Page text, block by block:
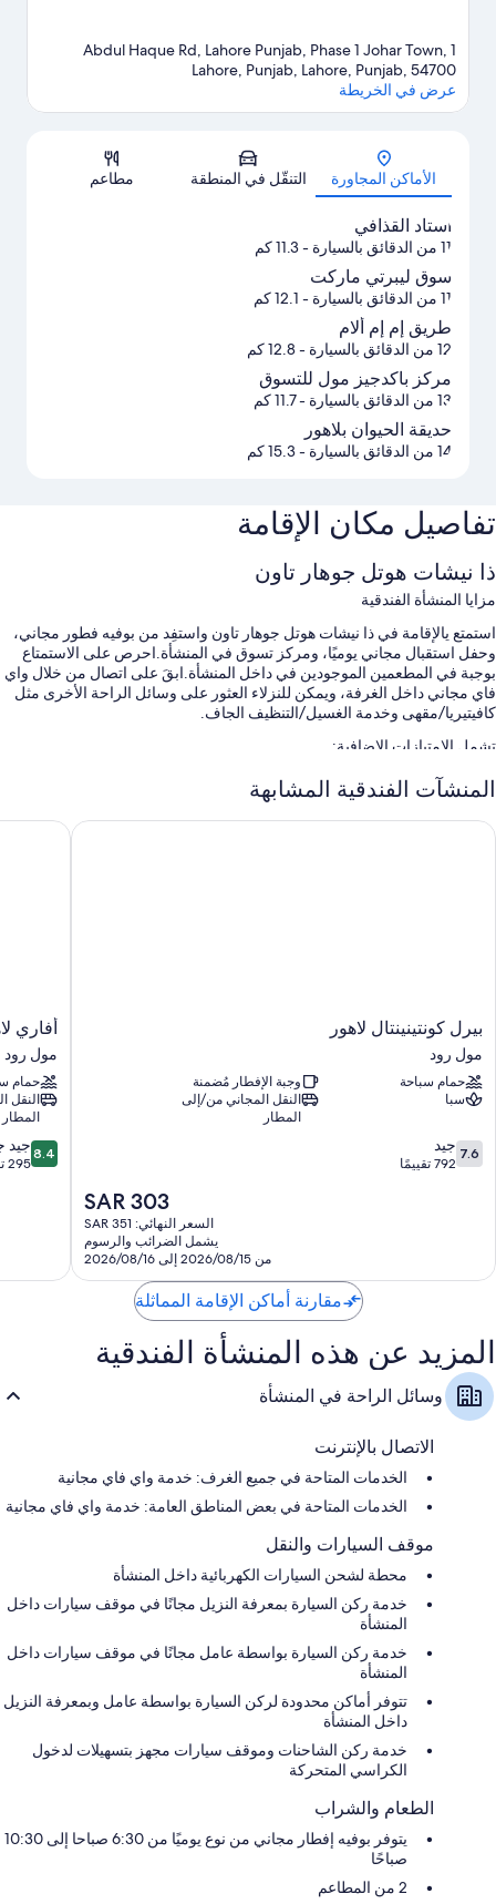
1 Abdul Haque Rd, Lahore Punjab, Phase 1 Johar Town,
Lahore, Punjab, Lahore, Punjab, 54700
عرض في الخريطة
الأماكن المجاورة التنقّل في المنطقة مطاعم
استاد القذافي
11 من الدقائق بالسيارة - 11.3 كم
سوق ليبرتي ماركت
11 من الدقائق بالسيارة - 12.1 كم
طريق إم إم ألام
12 من الدقائق بالسيارة - 12.8 كم
مركز باكدجيز مول للتسوق
13 من الدقائق بالسيارة - 11.7 كم
حديقة الحيوان بلاهور
14 من الدقائق بالسيارة - 15.3 كم
تفاصيل مكان الإقامة
ذا نيشات هوتل جوهار تاون
مزايا المنشأة الفندقية
استمتع يالإقامة في ذا نيشات هوتل جوهار تاون واستفِد من بوفيه فطور مجاني،
وحفل استقبال مجاني يوميًا، ومركز تسوق في المنشأة.احرص على الاستمتاع
بوجبة في المطعمين الموجودين في داخل المنشأة.ابقَ على اتصال من خلال واي
فاي مجاني داخل الغرفة، ويمكن للنزلاء العثور على وسائل الراحة الأخرى مثل
كافيتيريا/مقهى وخدمة الغسيل/التنظيف الجاف.
تشمل الامتيازات الإضافية:
حمام سباحة مغطى
محطة شحن السيارات الكهربائية، وقاعة رقص، وقهوة/شاي في الردهة
تتضمن اللوازم المتوفرة في جميع الغرفة الأخرى:
كراسي طعام للأطفال وأخفاف القدمين للأطفال
أكياس شاي/قهوة سريعة التحضير مجانية وغلايات كهربائية
حمامات مزودة بدُش غزير ومستلزمات مجانية للعناية الشخصية
دواليب/خزائن ملابس، وطباخ شخصي، وثلاجات بحجم صغير
المنشآت الفندقية المشابهة
بيرل
كونتينينتال
لاهور
مول
رود
بيرل كونتينينتال لاهور
مول رود
حمام سباحة
وجبة الإفطار مُضمنة
سبا
النقل المجاني من/إلى
المطار
7.6
من
7.6 جيد
792 تقييمًا
السعر
الحالي
هو
SAR
303
SAR 303
السعر النهائي: SAR 351
يشمل الضرائب والرسوم
من 2026/08/15 إلى 2026/08/16
بيرل كونتينينتال لاهور
أفاري
لاهور
مول
رود
أفاري
مول رود
حمام
النقل
المطار
8.4
من
8.4 جيد
295 تقييمًا
أفاري
مقارنة أماكن الإقامة المماثلة
المزيد عن هذه المنشأة الفندقية
وسائل الراحة في المنشأة
الاتصال بالإنترنت
الخدمات المتاحة في جميع الغرف: خدمة واي فاي مجانية
الخدمات المتاحة في بعض المناطق العامة: خدمة واي فاي مجانية
موقف السيارات والنقل
محطة لشحن السيارات الكهربائية داخل المنشأة
خدمة ركن السيارة بمعرفة النزيل مجانًا في موقف سيارات داخل
المنشأة
خدمة ركن السيارة بواسطة عامل مجانًا في موقف سيارات داخل
المنشأة
تتوفر أماكن محدودة لركن السيارة بواسطة عامل وبمعرفة النزيل
داخل المنشأة
خدمة ركن الشاحنات وموقف سيارات مجهز بتسهيلات لدخول
الكراسي المتحركة
الطعام والشراب
يتوفر بوفيه إفطار مجاني من نوع يوميًا من 6:30 صباحا إلى 10:30
صباحًا
2 من المطاعم